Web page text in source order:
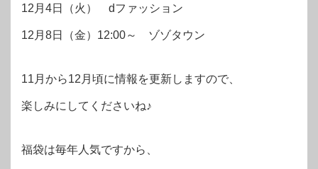
12月4日（火） dファッション
12月8日（金）12:00～ ゾゾタウン
11月から12月頃に情報を更新しますので、
楽しみにしてくださいね♪
福袋は毎年人気ですから、